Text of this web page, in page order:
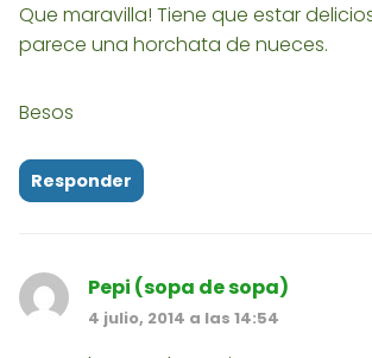
Que maravilla! Tiene que estar
parece una horchata de nueces.
Besos
Responder
Pepi (sopa de sopa)
4 julio, 2014 a las 14:54